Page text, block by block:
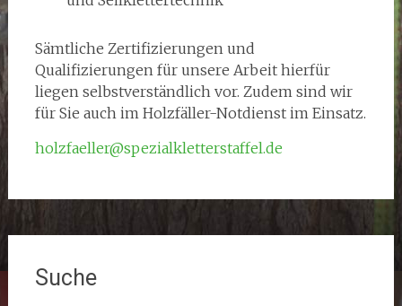
Sämtliche Zertifizierungen und
Qualifizierungen für unsere Arbeit hierfür
liegen selbstverständlich vor. Zudem sind wir
für Sie auch im Holzfäller-Notdienst im Einsatz.
holzfaeller@spezialkletterstaffel.de
Suche